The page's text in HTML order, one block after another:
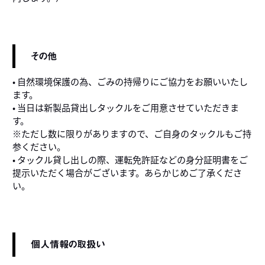
その他
• 自然環境保護の為、ごみの持帰りにご協力をお願いいたし
ます。
• 当日は新製品貸出しタックルをご用意させていただきま
す。
※ただし数に限りがありますので、ご自身のタックルもご持
参ください。
• タックル貸し出しの際、運転免許証などの身分証明書をご
提示いただく場合がございます。あらかじめご了承くださ
い。
個人情報の取扱い